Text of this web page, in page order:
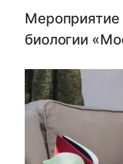
Мероприятие
биологии